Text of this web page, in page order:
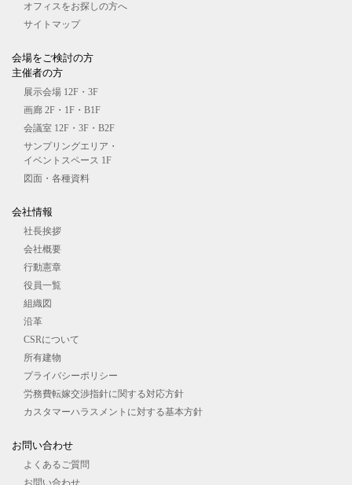
オフィスをお探しの⽅へ
サイトマップ
会場をご検討の⽅
主催者の⽅
展⽰会場 12F・3F
画廊 2F・1F・B1F
会議室 12F・3F・B2F
サンプリングエリア・
イベントスペース 1F
図⾯・各種資料
会社情報
社長挨拶
会社概要
行動憲章
役員一覧
組織図
沿革
CSRについて
所有建物
プライバシーポリシー
労務費転嫁交渉指針に関する対応方針
カスタマーハラスメントに対する基本方針
お問い合わせ
よくあるご質問
お問い合わせ